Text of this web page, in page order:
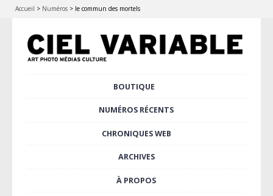
Accueil > Numéros > le commun des mortels
BOUTIQUE
NUMÉROS RÉCENTS
CHRONIQUES WEB
ARCHIVES
À PROPOS